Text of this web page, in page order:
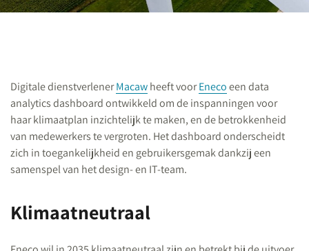
Digitale dienstverlenerMacawheeft voorEnecoeen data
analytics dashboard ontwikkeld om de inspanningen voor
haar klimaatplan inzichtelijk te maken, en de betrokkenheid
van medewerkers te vergroten. Het dashboard onderscheidt
zich in toegankelijkheid en gebruikersgemak dankzij een
samenspel van het design- en IT-team.
Klimaatneutraal